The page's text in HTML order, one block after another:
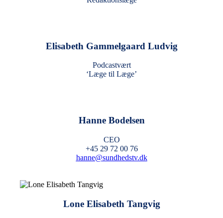
Elisabeth Gammelgaard Ludvig
Podcastvært
‘Læge til Læge’
Hanne Bodelsen
CEO
+45 29 72 00 76
hanne@sundhedstv.dk
Lone Elisabeth Tangvig